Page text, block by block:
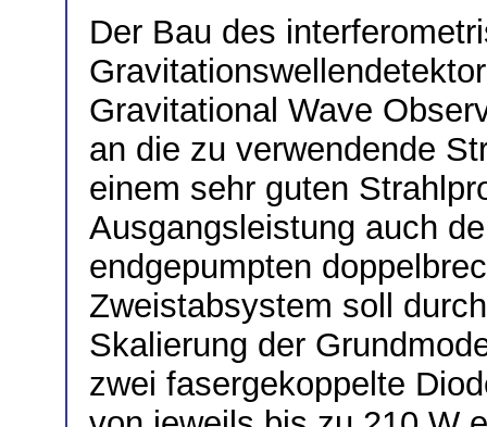
Der Bau des
Gravitational Wave
an die zu verwendende
einem sehr guten
Ausgangsleistung auch
endgepumpten
Zweistabsystem soll
Skalierung der
zwei fasergekoppelte